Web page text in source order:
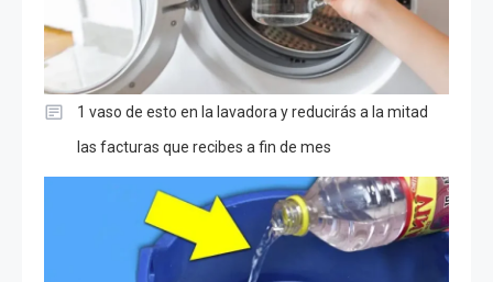
1 vaso de esto en la lavadora y reducirás a la mitad
las facturas que recibes a fin de mes